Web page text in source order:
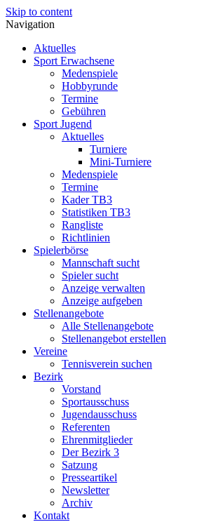
Skip to content
Navigation
Aktuelles
Sport Erwachsene
Medenspiele
Hobbyrunde
Termine
Gebühren
Sport Jugend
Aktuelles
Turniere
Mini-Turniere
Medenspiele
Termine
Kader TB3
Statistiken TB3
Rangliste
Richtlinien
Spielerbörse
Mannschaft sucht
Spieler sucht
Anzeige verwalten
Anzeige aufgeben
Stellenangebote
Alle Stellenangebote
Stellenangebot erstellen
Vereine
Tennisverein suchen
Bezirk
Vorstand
Sportausschuss
Jugendausschuss
Referenten
Ehrenmitglieder
Der Bezirk 3
Satzung
Presseartikel
Newsletter
Archiv
Kontakt